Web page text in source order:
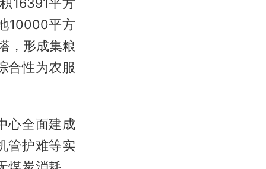
10000平方
，形成集粮
合性为农服
心全面建成
管护难等实